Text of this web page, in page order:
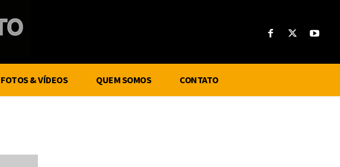
FOTOS & VÍDEOS QUEM SOMOS CONTATO